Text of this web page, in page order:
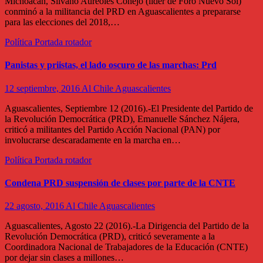
conminó a la militancia del PRD en Aguascalientes a prepararse
para las elecciones del 2018,…
Política Portada rotador
Panistas y priistas, el lado oscuro de las marchas: Prd
12 septiembre, 2016 Al Chile Aguascalientes
Aguascalientes, Septiembre 12 (2016).-El Presidente del Partido de
la Revolución Democrática (PRD), Emanuelle Sánchez Nájera,
criticó a militantes del Partido Acción Nacional (PAN) por
involucrarse descaradamente en la marcha en…
Política Portada rotador
Condena PRD suspensión de clases por parte de la CNTE
22 agosto, 2016 Al Chile Aguascalientes
Aguascalientes, Agosto 22 (2016).-La Dirigencia del Partido de la
Revolución Democrática (PRD), criticó severamente a la
Coordinadora Nacional de Trabajadores de la Educación (CNTE)
por dejar sin clases a millones…